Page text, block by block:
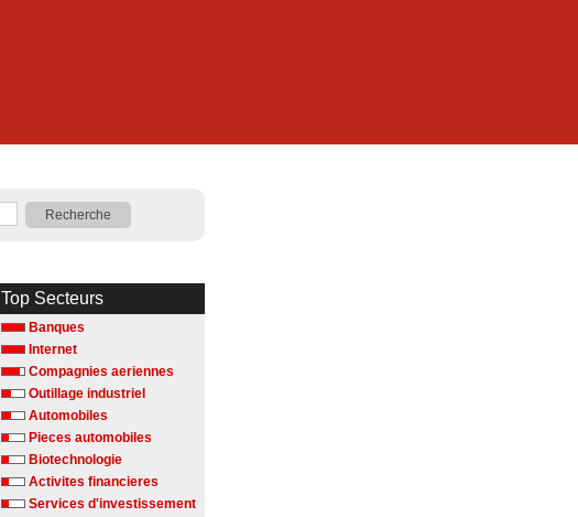
Top Secteurs
Banques
Internet
Compagnies aeriennes
Outillage industriel
Automobiles
Pieces automobiles
Biotechnologie
Activites financieres
Services d'investissement